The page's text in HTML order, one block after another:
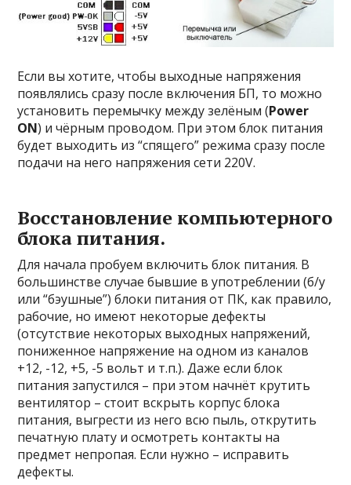
Если вы хотите, чтобы выходные напряжения
появлялись сразу после включения БП, то можно
установить перемычку между зелёным (Power
ON) и чёрным проводом. При этом блок питания
будет выходить из “спящего” режима сразу после
подачи на него напряжения сети 220V.
Восстановление компьютерного
блока питания.
Для начала пробуем включить блок питания. В
большинстве случае бывшие в употреблении (б/у
или “бэушные”) блоки питания от ПК, как правило,
рабочие, но имеют некоторые дефекты
(отсутствие некоторых выходных напряжений,
пониженное напряжение на одном из каналов
+12, -12, +5, -5 вольт и т.п.). Даже если блок
питания запустился – при этом начнёт крутить
вентилятор – стоит вскрыть корпус блока
питания, выгрести из него всю пыль, открутить
печатную плату и осмотреть контакты на
предмет непропая. Если нужно – исправить
дефекты.